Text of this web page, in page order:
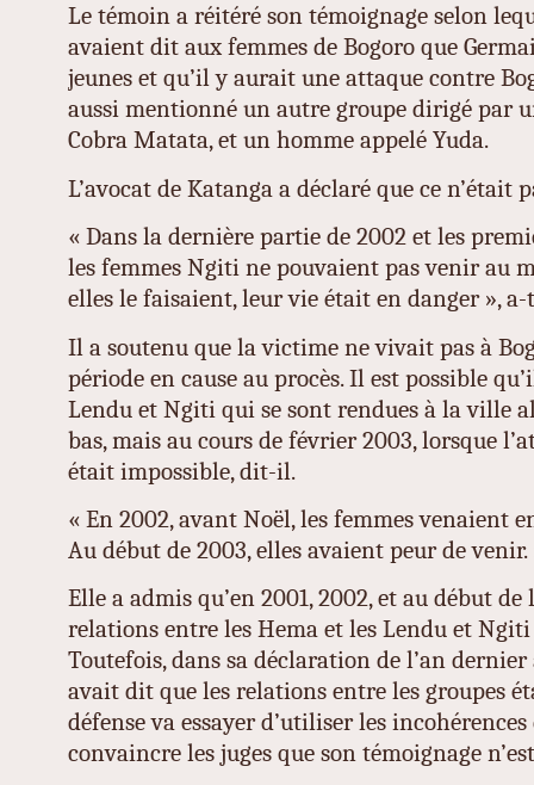
Le témoin a réitéré son témoignage selon
avaient dit aux femmes de Bogoro que
jeunes et qu’il y aurait une attaque contre
aussi mentionné un autre groupe dirigé par
Cobra Matata, et un homme appelé Yuda.
L’avocat de Katanga a déclaré que ce n’était
« Dans la dernière partie de 2002 et les
les femmes Ngiti ne pouvaient pas venir au
elles le faisaient, leur vie était en danger »,
Il a soutenu que la victime ne vivait pas à
période en cause au procès. Il est possible
Lendu et Ngiti qui se sont rendues à la ville
bas, mais au cours de février 2003, lorsque
était impossible, dit-il.
« En 2002, avant Noël, les femmes venaient
Au début de 2003, elles avaient peur de venir.
Elle a admis qu’en 2001, 2002, et au début de
relations entre les Hema et les Lendu et Ngiti
Toutefois, dans sa déclaration de l’an
avait dit que les relations entre les groupes
défense va essayer d’utiliser les
convaincre les juges que son témoignage